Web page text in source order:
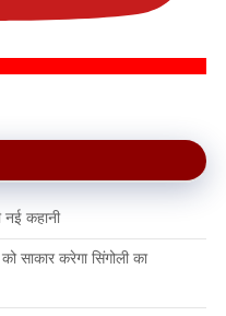
नई कहानी
साकार करेगा सिंगोली का